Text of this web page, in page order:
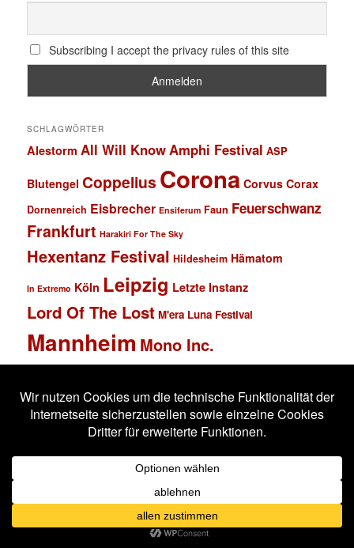
Subscribing I accept the privacy rules of this site
SCHLAGWÖRTER
Alestorm All Will Know Amphi Festival ASP
Blutengel Coppelius Corona Corvus Corax
Dornenreich Eisbrecher Ensiferum Faun Feuerschwanz
Frankfurt Harakiri For The Sky
Hexentanz Festival Hildesheim Hämatom
In Extremo Köln Leipzig Letzte Instanz
Lord Of The Lost M'era Luna Festival
Mannheim Mono Inc.
Saltatio Mortis Schandmaul Solar Fake
Statistik Subway to Sally
Wacken
Wacken Open Air
Wave Gotik Treffen Welle:Erdball